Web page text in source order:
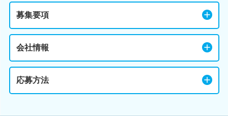
募集要項
会社情報
応募方法